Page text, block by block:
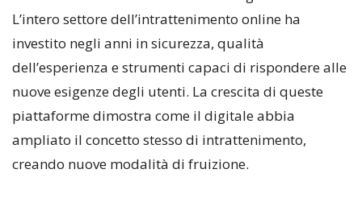
L’intero settore dell’intrattenimento online ha
investito negli anni in sicurezza, qualità
dell’esperienza e strumenti capaci di rispondere alle
nuove esigenze degli utenti. La crescita di queste
piattaforme dimostra come il digitale abbia
ampliato il concetto stesso di intrattenimento,
creando nuove modalità di fruizione.